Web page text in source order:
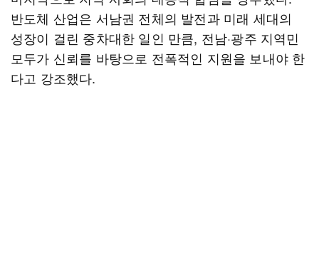
반도체 산업은 서남권 전체의 발전과 미래 세대의
성장이 걸린 중차대한 일인 만큼, 전남·광주 지역민
모두가 신뢰를 바탕으로 전폭적인 지원을 보내야 한
다고 강조했다.